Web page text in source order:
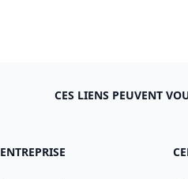
CES LIENS PEUVENT
ENTREPRISE